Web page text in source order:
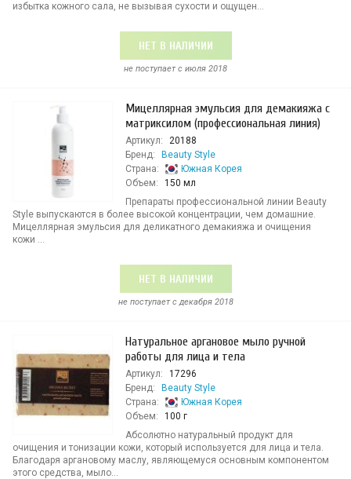
избытка кожного сала, не вызывая сухости и ощущен...
НЕТ В НАЛИЧИИ
не поступает c июля 2018
Мицеллярная эмульсия для демакияжа с
матриксилом (профессиональная линия)
Артикул:
20188
Бренд:
Beauty Style
Страна:
Южная Корея
Объем:
150 мл
Препараты профессиональной линии Beauty
Style выпускаются в более высокой концентрации, чем домашние.
Мицеллярная эмульсия для деликатного демакияжа и очищения
кожи ...
НЕТ В НАЛИЧИИ
не поступает c декабря 2018
Натуральное аргановое мыло ручной
работы для лица и тела
Артикул:
17296
Бренд:
Beauty Style
Страна:
Южная Корея
Объем:
100 г
Абсолютно натуральный продукт для
очищения и тонизации кожи, который используется для лица и тела.
Благодаря аргановому маслу, являющемуся основным компонентом
этого средства, мыло...